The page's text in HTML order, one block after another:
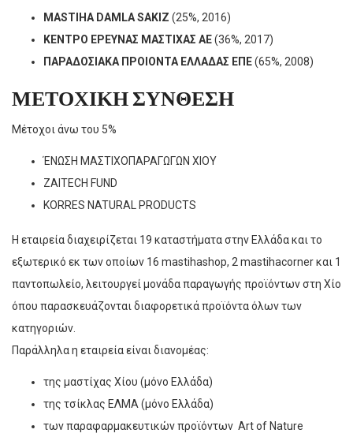
MASTIHA DAMLASAKIZ (25%, 2016)
ΚΕΝΤΡΟ ΕΡΕΥΝΑΣ ΜΑΣΤΙΧΑΣ ΑΕ(36%, 2017)
ΠΑΡΑΔΟΣΙΑΚΑ ΠΡΟΙΟΝΤΑ ΕΛΛΑΔΑΣ ΕΠΕ(65%, 2008)
ΜΕΤΟΧΙΚΗ ΣΥΝΘΕΣΗ
Μέτοχοι άνω του 5%
ΈΝΩΣΗ ΜΑΣΤΙΧΟΠΑΡΑΓΩΓΩΝ ΧΙΟΥ
ZAITECH FUND
KORRES NATURAL PRODUCTS
Η εταιρεία διαχειρίζεται 19 καταστήματα στην Ελλάδα και το
εξωτερικό εκ των οποίων 16 mastihashop, 2 mastihacorner και 1
παντοπωλείο, λειτουργεί μονάδα παραγωγής προϊόντων στη Χίο
όπου παρασκευάζονται διαφορετικά προϊόντα όλων των
κατηγοριών.
Παράλληλα η εταιρεία είναι διανομέας:
της μαστίχας Χίου (μόνο Ελλάδα)
της τσίκλας ΕΛΜΑ (μόνο Ελλάδα)
των παραφαρμακευτικών προϊόντων Art of Nature